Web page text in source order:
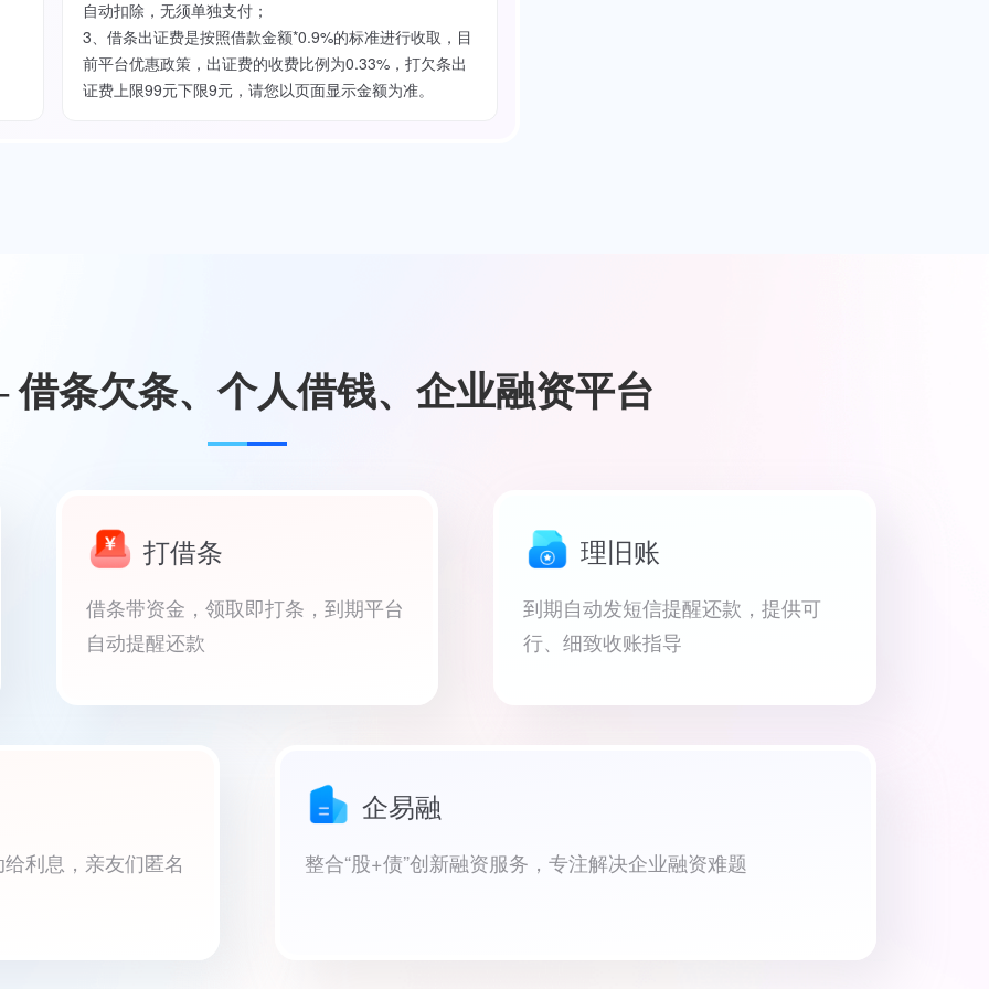
自动扣除，无须单独支付；
3、借条出证费是按照借款金额*0.9%的标准进行收取，目
前平台优惠政策，出证费的收费比例为0.33%，打欠条出
证费上限99元下限9元，请您以页面显示金额为准。
条欠条、个人借钱、企业融资平台
打借条
借条带资金，领取即打条，到期平台
自动提醒还款
理旧账
到期自动发短信提醒还款，提供可
行、细致收账指导
利息，亲友们匿名
企易融
整合“股+债”创新融资服务，专注解决企业融资难题